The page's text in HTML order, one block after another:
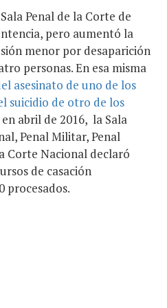
Penal de la Corte de
pero aumentó la
menor por desaparición
personas. En esa misma
asesinato de uno de los
suicidio de otro de los
abril de 2016, la Sala
Penal Militar, Penal
Corte Nacional declaró
de casación
procesados.